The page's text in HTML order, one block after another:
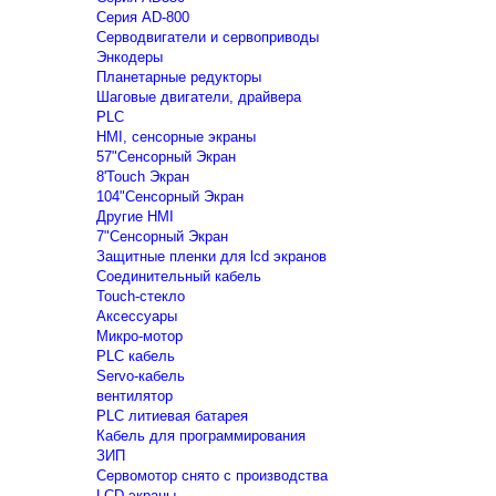
Серия AD-800
Серводвигатели и сервоприводы
Энкодеры
Планетарные редукторы
Шаговые двигатели, драйвера
PLC
HMI, сенсорные экраны
57"Сенсорный Экран
8'Touch Экран
104"Сенсорный Экран
Другие HMI
7"Сенсорный Экран
Защитные пленки для lcd экранов
Соединительный кабель
Touch-стекло
Аксессуары
Микро-мотор
PLC кабель
Servo-кабель
вентилятор
PLC литиевая батарея
Кабель для программирования
ЗИП
Сервомотор снято с производства